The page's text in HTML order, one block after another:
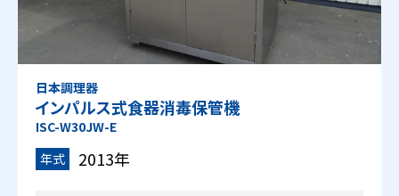
日本調理器
インパルス式食器消毒保管機
ISC-W30JW-E
年式
2013年